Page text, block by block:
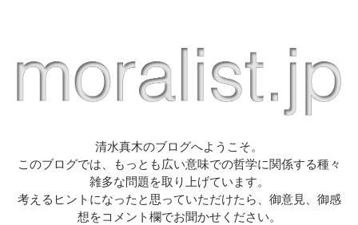
清水真木のブログへようこそ。
このブログでは、もっとも広い意味での哲学に関係する種々
雑多な問題を取り上げています。
考えるヒントになったと思っていただけたら、御意見、御感
想をコメント欄でお聞かせください。